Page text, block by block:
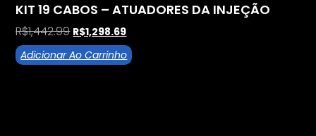
KIT 19 CABOS – ATUADORES DA INJEÇÃO
R$1,442.99 R$1,298.69
Adicionar Ao Carrinho